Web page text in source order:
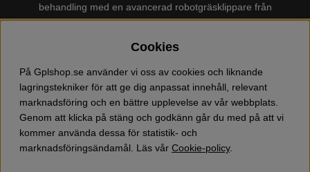
behandling med en avancerad robotgräsklippare från
Husqvarna. Det finns enHusqvarna Automower®för just din
marknadens största urval av tillbehör och reservdelar till
Husqvarna Automower® och GARDENA. Vi säljer även
Husqvarna skog och trädgårdsprodukter så som:
motorsågskläder och skor, grästrimmer, röjsåg, häcksax,
jordfräs, lövblås, högtryckstvätt, dammsugare, snöslunga,
kapmaskin, yxa, leksaker, olja mm. Välkommen till oss!
Cookies
På Gplshop.se använder vi oss av cookies och liknande
lagringstekniker för att ge dig anpassat innehåll, relevant
marknadsföring och en bättre upplevelse av vår webbplats.
Genom att klicka på stäng och godkänn går du med på att vi
kommer använda dessa för statistik- och
marknadsföringsändamål. Läs vår Cookie-policy.